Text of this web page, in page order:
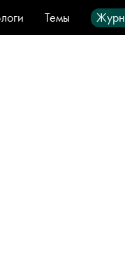
Темы
Стиль
Видео